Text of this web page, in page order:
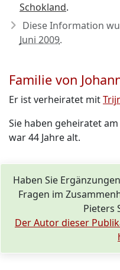
Schokland.
Diese Information
Juni 2009.
Familie von
Er ist verheiratet mit
Sie haben geheiratet am
war 44 Jahre alt.
Haben Sie
Fragen im
Pieters
Der Autor dieser